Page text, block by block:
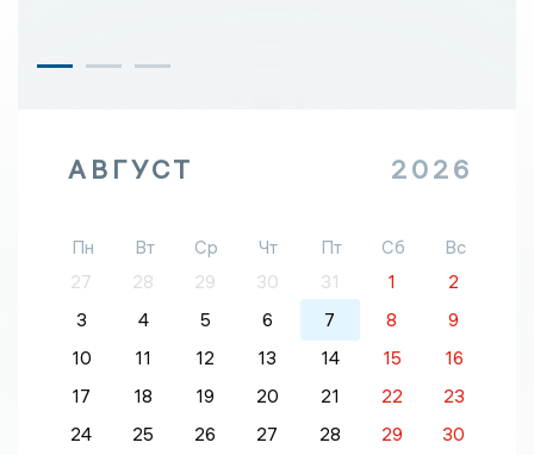
АВГУСТ 2026
Пн Вт Ср Чт Пт Сб
Вс
27
28 29 30 31 1
2
3
4 5 6 7 8
9
10
11 12 13 14 15
16
17
18 19 20 21 22
23
24
25 26 27 28 29 30